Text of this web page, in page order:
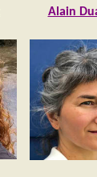
Alain